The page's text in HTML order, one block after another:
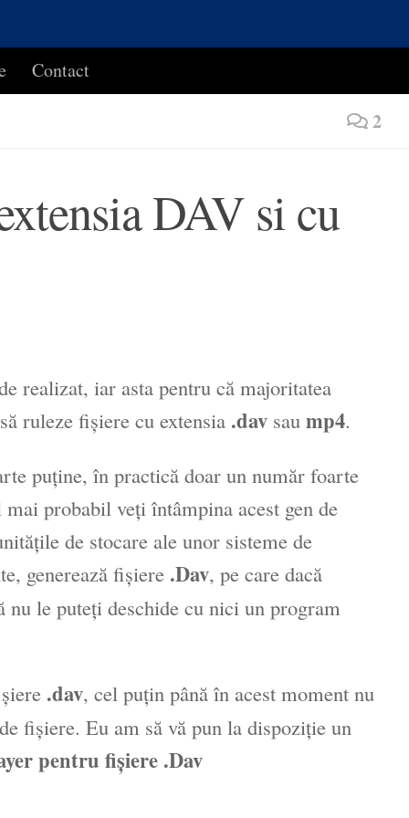
Contact
2
DAV si cu
realizat, iar asta pentru că majoritatea
ruleze fişiere cu extensia .dav sau mp4.
puţine, în practică doar un număr foarte
probabil veţi întâmpina acest gen de
de stocare ale unor sisteme de
generează fişiere .Dav, pe care dacă
le puteţi deschide cu nici un program
.dav, cel puţin până în acest moment nu
fişiere. Eu am să vă pun la dispoziţie un
pentru fişiere .Dav